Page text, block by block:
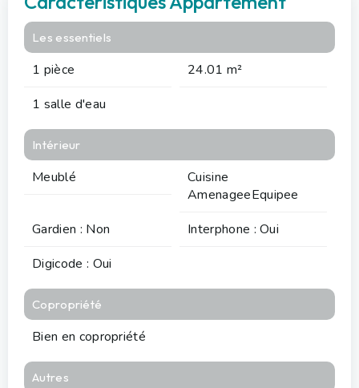
Les essentiels
1 pièce
24.01 m²
1 salle d'eau
Intérieur
Meublé
Cuisine
AmenageeEquipee
Gardien : Non
Interphone : Oui
Digicode : Oui
Copropriété
Bien en copropriété
Autres